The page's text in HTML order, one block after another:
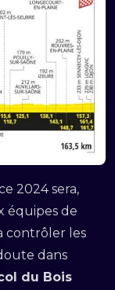
2024 sera,
équipes de
contrôler les
dans
du Bois